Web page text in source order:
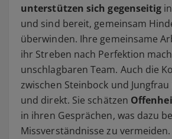
unterstützen sich gegenseitig
und sind bereit, gemeinsam
überwinden. Ihre gemeinsame
ihr Streben nach Perfektion
unschlagbaren Team. Auch die
zwischen Steinbock und
und direkt. Sie schätzen
in ihren Gesprächen, was dazu
Missverständnisse zu